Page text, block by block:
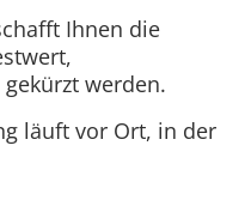
Ihnen die
werden.
läuft vor Ort, in der